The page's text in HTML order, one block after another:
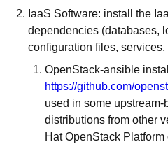
IaaS Software: install the
dependencies (databases,
configuration files,
OpenStack-ansible
https://github.com/
used in some
distributions from other
Hat OpenStack